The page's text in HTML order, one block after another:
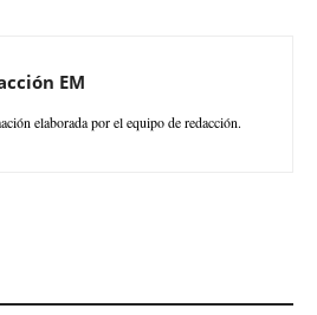
EM
elaborada por el equipo de redacción.